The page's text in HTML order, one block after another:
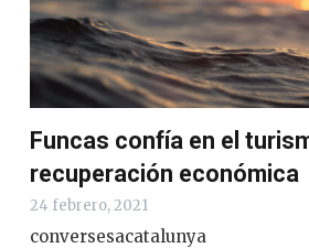
Funcas confía en el
recuperación económica
24 febrero, 2021
conversesacatalunya